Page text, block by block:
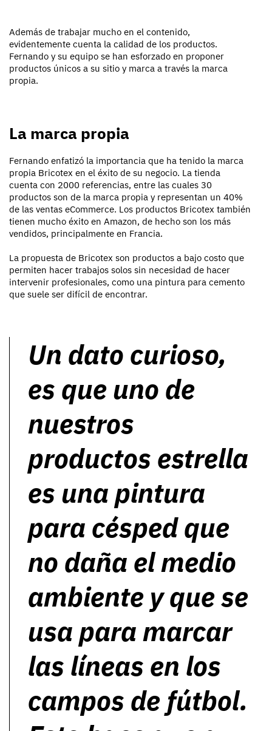
Además de trabajar mucho en el contenido,
evidentemente cuenta la calidad de los productos.
Fernando y su equipo se han esforzado en proponer
productos únicos a su sitio y marca a través la marca
propia.
La marca propia
Fernando enfatizó la importancia que ha tenido la marca
propia Bricotex en el éxito de su negocio. La tienda
cuenta con 2000 referencias, entre las cuales 30
productos son de la marca propia y representan un 40%
de las ventas eCommerce. Los productos Bricotex también
tienen mucho éxito en Amazon, de hecho son los más
vendidos, principalmente en Francia.
La propuesta de Bricotex son productos a bajo costo que
permiten hacer trabajos solos sin necesidad de hacer
intervenir profesionales, como una pintura para cemento
que suele ser difícil de encontrar.
Un dato curioso,
es que uno de
nuestros
productos estrella
es una pintura
para césped que
no daña el medio
ambiente y que se
usa para marcar
las líneas en los
campos de fútbol.